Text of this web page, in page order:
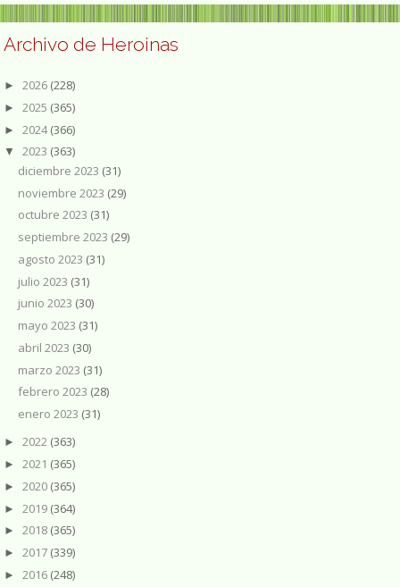
Archivo de Heroinas
► 2026 (228)
► 2025 (365)
► 2024(366)
▼ 2023 (363)
diciembre 2023 (31)
noviembre 2023 (29)
octubre 2023 (31)
septiembre 2023 (29)
agosto 2023 (31)
julio 2023 (31)
junio 2023 (30)
mayo 2023 (31)
abril 2023 (30)
marzo 2023 (31)
febrero 2023 (28)
enero 2023 (31)
► 2022 (363)
► 2021 (365)
► 2020 (365)
► 2019 (364)
► 2018 (365)
► 2017 (339)
► 2016 (248)